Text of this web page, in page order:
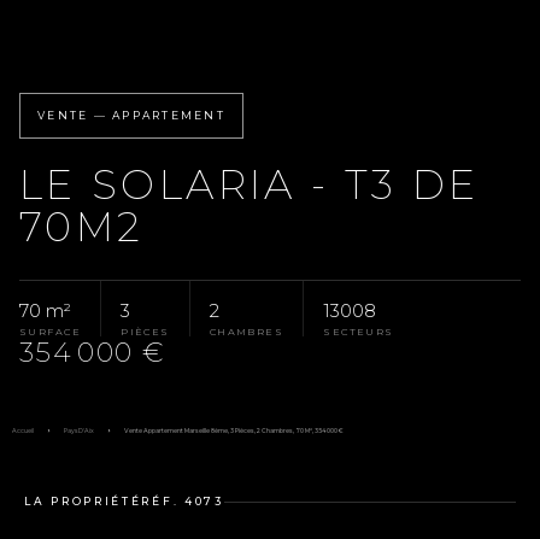
VENTE — APPARTEMENT
LE SOLARIA - T3 DE
70M2
70 m²
SURFACE
3
PIÈCES
2
CHAMBRES
13008
SECTEURS
354 000 €
Accueil Pays D'Aix Vente Appartement Marseille 8ème, 3 Pièces, 2 Chambres, 70 M², 354 000 €
LA PROPRIÉTÉ RÉF. 4073